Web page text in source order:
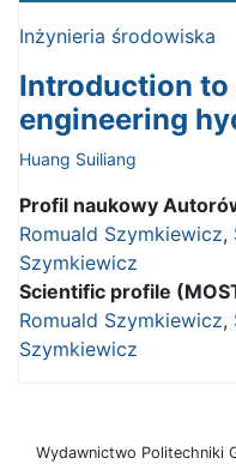
Inżynieria środowiska
Introduction
engineering
Huang Suiliang
Profil naukowy
Romuald Szymkiewicz,
Szymkiewicz
Scientific profile
Romuald Szymkiewicz,
Szymkiewicz
Wydawnictwo Politechniki